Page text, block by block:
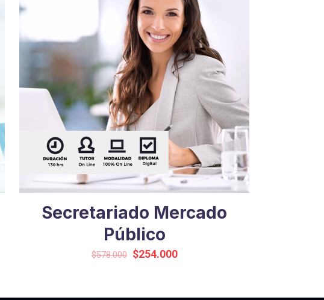
Secretariado Mercado
Público
$578.000 Original
$578.000.
$254.000Current
$254.000.